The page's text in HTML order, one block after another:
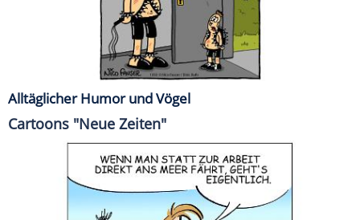
Alltäglicher Humor und Vögel
Cartoons "Neue Zeiten"